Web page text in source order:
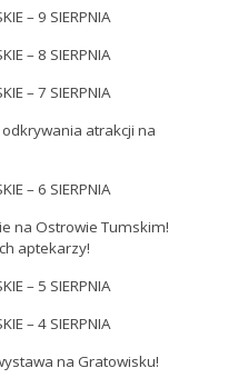
– 9 SIERPNIA
– 8 SIERPNIA
– 7 SIERPNIA
atrakcji na
– 6 SIERPNIA
na Ostrowie Tumskim!
aptekarzy!
– 5 SIERPNIA
– 4 SIERPNIA
na Gratowisku!